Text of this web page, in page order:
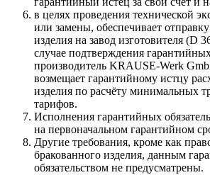
в целях проведения технической
или замены, обеспечивает
изделия на завод изготовителя (D
случае подтверждения
производитель KRAUSE-Werk
возмещает гарантийному истцу
изделия по расчёту минимальных
тарифов.
Исполнения гарантийных
на первоначальном гарантийном
Другие требования, кроме как
бракованного изделия, данным
обязательством не предусматрены.